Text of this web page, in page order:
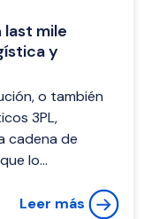
last mile
y
o también
3PL,
cadena de
lo...
Leer más